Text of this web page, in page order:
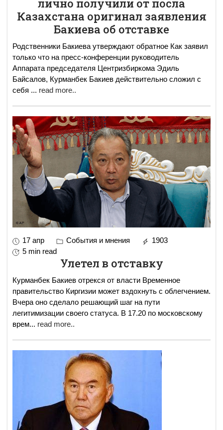
лично получили от посла
Казахстана оригинал заявления
Бакиева об отставке
Родственники Бакиева утверждают обратное Как заявил
только что на пресс-конференции руководитель
Аппарата председателя Центризбиркома Эдиль
Байсалов, Курманбек Бакиев действительно сложил с
себя ... read more..
17 апр События и мнения
1903
5 min read
Улетел в отставку
Курманбек Бакиев отрекся от власти Временное
правительство Киргизии может вздохнуть с облегчением.
Вчера оно сделало решающий шаг на пути
легитимизации своего статуса. В 17.20 по московскому
врем... read more..